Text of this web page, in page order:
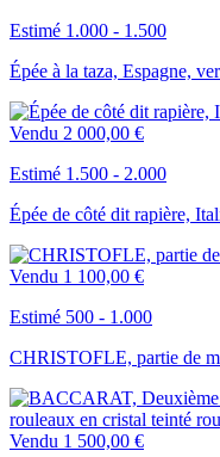
Estimé 1.000 - 1.500
Épée à la taza, Espagne,
Vendu 2 000,00 €
Estimé 1.500 - 2.000
Épée de côté dit rapière,
Vendu 1 100,00 €
Estimé 500 - 1.000
CHRISTOFLE, partie de
Vendu 1 500,00 €